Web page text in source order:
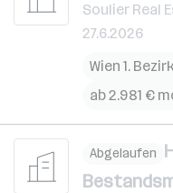
Soulier Real
27.6.2026
Wien 1.
ab 2.981 €
Abgelaufen